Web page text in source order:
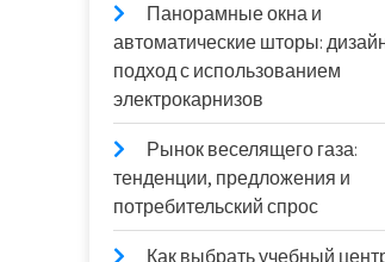
Панорамные окна и
автоматические шторы:
подход с использованием
электрокарнизов
Рынок веселящего газа:
тенденции, предложения и
потребительский спрос
Как выбрать учебный